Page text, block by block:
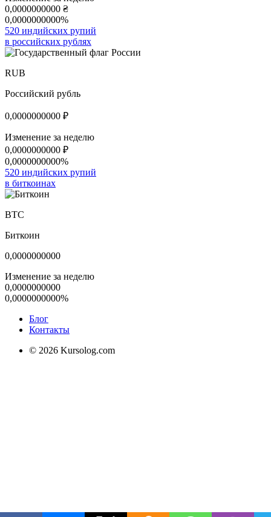
0,0000000000 ₴
0,0000000000%
520 индийских рупий
в российских рублях
RUB
Российский рубль
0,0000000000 ₽
Изменение за неделю
0,0000000000 ₽
0,0000000000%
520 индийских рупий
в биткоинах
BTC
Биткоин
0,0000000000
Изменение за неделю
0,0000000000
0,0000000000%
Блог
Контакты
© 2026 Kursolog.com